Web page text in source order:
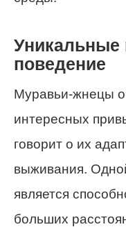
Уникальные
поведение
Муравьи-жнецы
интересных
говорит о их
выживания.
является
больших